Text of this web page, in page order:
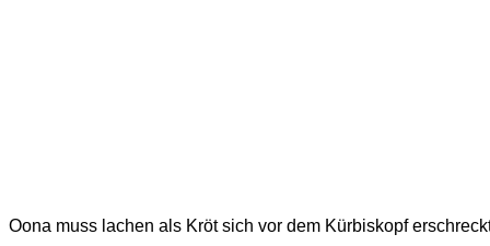
Oona muss lachen als Kröt sich vor dem Kürbiskopf